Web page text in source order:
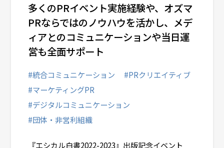
『エシカル白書2022-2023』出版記念イベント
#統合コミュニケーション
#PRクリエイティブ
#マーケティングPR
#デジタルコミュニケーション
#団体・非営利組織
多くのPRイベント実施経験や、オズマ
PRならではのノウハウを活かし、メデ
ィアとのコミュニケーションや当日運
営も全面サポート